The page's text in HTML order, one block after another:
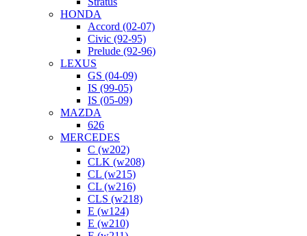
HONDA
Accord (02-07)
Civic (92-95)
Prelude (92-96)
LEXUS
GS (04-09)
IS (99-05)
IS (05-09)
MAZDA
626
MERCEDES
C (w202)
CLK (w208)
CL (w215)
CL (w216)
CLS (w218)
E (w124)
E (w210)